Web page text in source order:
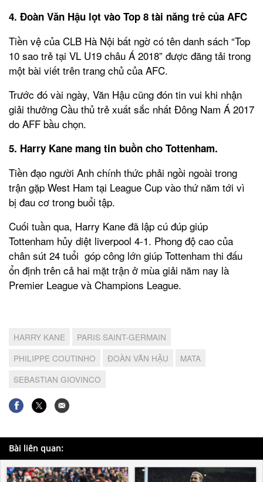
4. Đoàn Văn Hậu lọt vào Top 8 tài năng trẻ của AFC
Tiền vệ của CLB Hà Nội bất ngờ có tên danh sách “Top
10 sao trẻ tại VL U19 châu Á 2018” được đăng tải trong
một bài viết trên trang chủ của AFC.
Trước đó vài ngày, Văn Hậu cũng đón tin vui khi nhận
giải thưởng Cầu thủ trẻ xuất sắc nhất Đông Nam Á 2017
do AFF bầu chọn.
5. Harry Kane mang tin buồn cho Tottenham.
Tiền đạo người Anh chính thức phải ngồi ngoài trong
trận gặp West Ham tại League Cup vào thứ năm tới vì
bị đau cơ trong buổi tập.
Cuối tuần qua, Harry Kane đã lập cú đúp giúp
Tottenham hủy diệt liverpool 4-1. Phong độ cao của
chân sút 24 tuổi góp công lớn giúp Tottenham thi đấu
ổn định trên cả hai mặt trận ở mùa giải năm nay là
Premier League và Champions League.
HARRY KANE
PARIS SAINT-GERMAIN
PHILIPPE COUTINHO
ĐOÀN VĂN HẬU
MATA
SEBASTIAN GIOVINCO
Bài liên quan: